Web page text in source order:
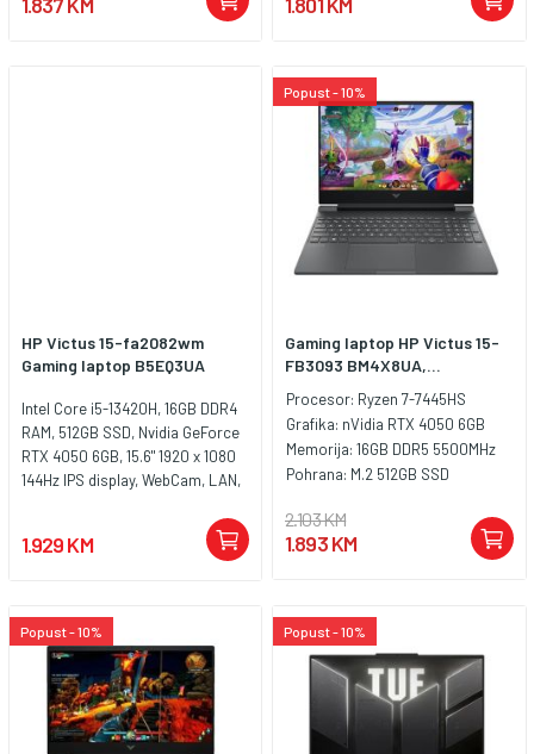
dimenzije Serija: HP OmniBook 3
HP Victus 15-fa2082wm
Gaming laptop B5EQ3UA
Intel Core i5-13420H, 16GB DDR4
RAM, 512GB SSD, Nvidia GeForce
RTX 4050 6GB, 15.6" 1920 x 1080
144Hz IPS display, WebCam, LAN,
1x USB Type-A 5Gbps signaling
rate (HP Sleep and Charge), 1x
headphone/microphone combo,
1x RJ-45, 1x USB Type-C 5Gbps
signaling rate (DisplayPort 1.4a,
HP Sleep and Charge), Battery:
70Wh LI 4-Cell, Tastatura: US-
Internacionalna osvjetljenjem,
1.929 KM
Popust - 10%
Gaming laptop HP Victus 15-
FB3093 BM4X8UA,...
Procesor: Ryzen 7-7445HS
Grafika: nVidia RTX 4050 6GB
Memorija: 16GB DDR5 5500MHz
Pohrana: M.2 512GB SSD
2.103 KM
1.893 KM
Popust - 10% Popust - 10%